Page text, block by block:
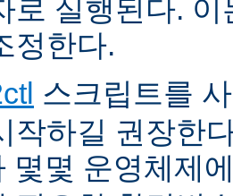
로 실행된다.
정한다.
스크립트를
작하길 권장한
몇몇 운영체제